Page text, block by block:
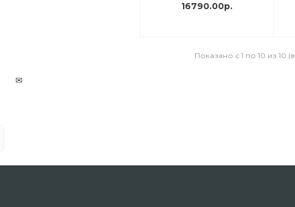
аккумулятора 26650,
16790.00р.
Показано с 1 по 10 из 10
✉